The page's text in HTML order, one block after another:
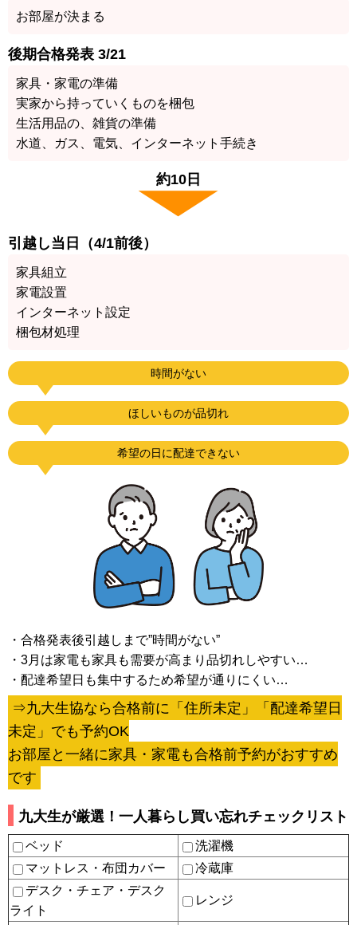
お部屋が決まる
後期合格発表 3/21
家具・家電の準備
実家から持っていくものを梱包
生活用品の、雑貨の準備
水道、ガス、電気、インターネット手続き
約10日
引越し当日（4/1前後）
家具組立
家電設置
インターネット設定
梱包材処理
時間がない
ほしいものが品切れ
希望の日に配達できない
・合格発表後引越しまで”時間がない”
・3月は家電も家具も需要が高まり品切れしやすい…
・配達希望日も集中するため希望が通りにくい…
⇒九大生協なら合格前に「住所未定」「配達希望日
未定」でも予約OK
お部屋と一緒に家具・家電も合格前予約がおすすめ
です
九大生が厳選！一人暮らし買い忘れチェックリスト
ベッド
洗濯機
マットレス・布団カバー
冷蔵庫
デスク・チェア・デスク
ライト
レンジ
Close